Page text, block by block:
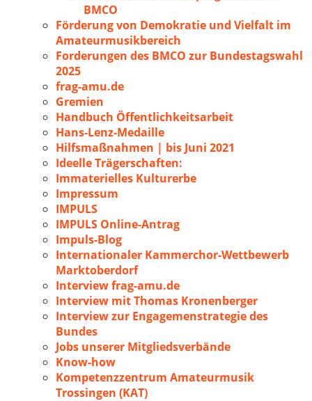
BMCO
Förderung von Demokratie und Vielfalt im
Amateurmusikbereich
Forderungen des BMCO zur Bundestagswahl
2025
frag-amu.de
Gremien
Handbuch Öffentlichkeitsarbeit
Hans-Lenz-Medaille
Hilfsmaßnahmen | bis Juni 2021
Ideelle Trägerschaften:
Immaterielles Kulturerbe
Impressum
IMPULS
IMPULS Online-Antrag
Impuls-Blog
Internationaler Kammerchor-Wettbewerb
Marktoberdorf
Interview frag-amu.de
Interview mit Thomas Kronenberger
Interview zur Engagemenstrategie des
Bundes
Jobs unserer Mitgliedsverbände
Know-how
Kompetenzzentrum Amateurmusik
Trossingen (KAT)